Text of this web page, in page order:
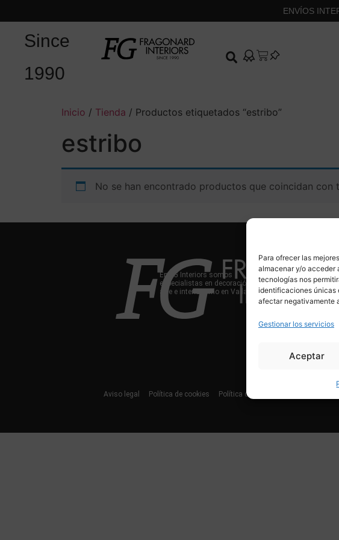
Para ofrecer las
almacenar y/o acceder
tecnologías nos
identificaciones únicas
afectar negativamente
Gestionar los servicios
Aceptar
ENVÍOS
Since
1990
Inicio / Tienda / Productos etiquetados “estribo”
estribo
No se han encontrado productos que coincidan con
En FG Interiors somos
especialistas en decoración,
arte e interiorismo en Valladolid.
Aviso legal Política de cookies Política de privacidad